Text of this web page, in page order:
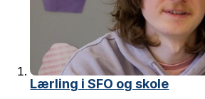
Lærling i SFO og skole